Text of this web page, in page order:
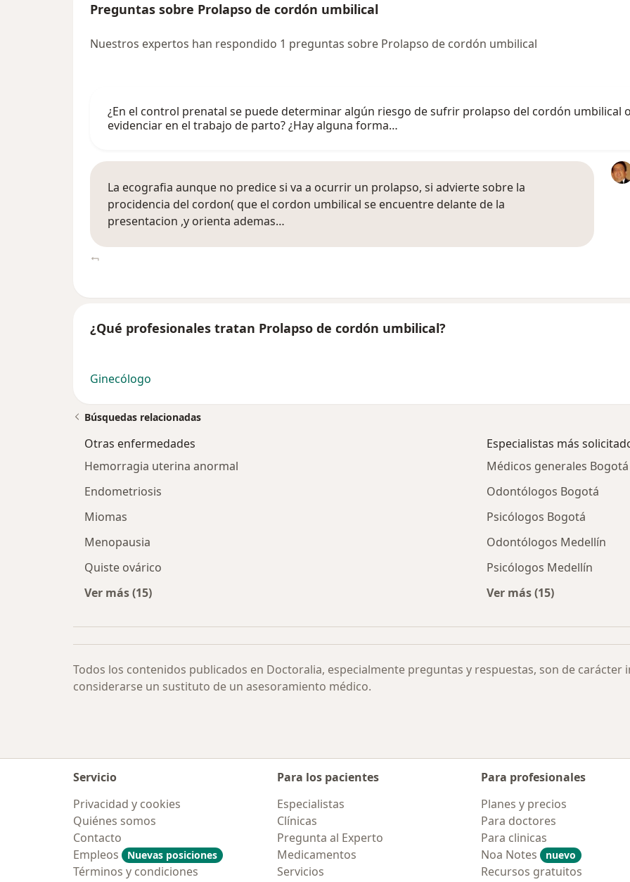
Preguntas sobre Prolapso de cordón umbilical
Nuestros expertos han respondido 1 preguntas sobre Prolapso de cordón umbilical
¿En el control prenatal se puede determinar algún riesgo de sufrir prolapso del cordón umbilical
evidenciar en el trabajo de parto? ¿Hay alguna forma…
La ecografia aunque no predice si va a ocurrir un prolapso, si advierte sobre la
procidencia del cordon( que el cordon umbilical se encuentre delante de la
presentacion ,y orienta ademas…
¿Qué profesionales tratan Prolapso de cordón umbilical?
Ginecólogo
Búsquedas relacionadas
Otras enfermedades
Hemorragia uterina anormal
Endometriosis
Miomas
Menopausia
Quiste ovárico
Ver más (15)
Especialistas más
Médicos generales Bogotá
Odontólogos Bogotá
Psicólogos Bogotá
Odontólogos Medellín
Psicólogos Medellín
Ver más (15)
Todos los contenidos publicados en Doctoralia, especialmente preguntas y respuestas, son de
considerarse un sustituto de un asesoramiento médico.
Servicio
Privacidad y cookies
Quiénes somos
Contacto
Empleos
Nuevas posiciones
Términos y condiciones
Para los pacientes
Especialistas
Clínicas
Pregunta al Experto
Medicamentos
Servicios
Para profesionales
Planes y precios
Para doctores
Para clinicas
Noa Notes
nuevo
Recursos gratuitos